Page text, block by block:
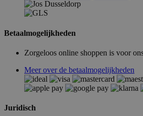
Betaalmogelijkheden
Zorgeloos online shoppen is voor
Meer over de betaalmogelijkheden
Juridisch